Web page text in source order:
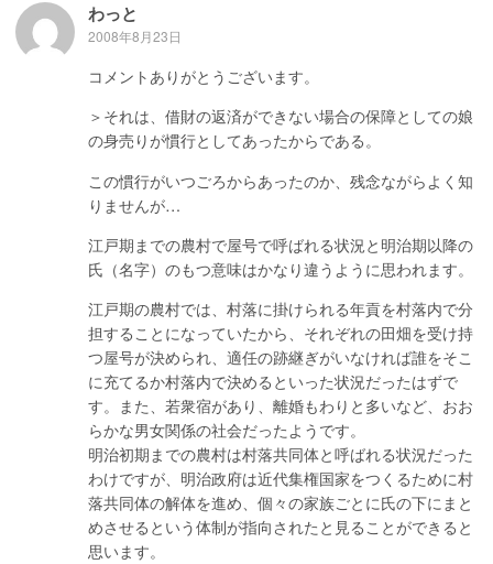
わっと
2008年8月23日
コメントありがとうございます。
＞それは、借財の返済ができない場合の保障としての娘
の身売りが慣行としてあったからである。
この慣行がいつごろからあったのか、残念ながらよく知
りませんが…
江戸期までの農村で屋号で呼ばれる状況と明治期以降の
氏（名字）のもつ意味はかなり違うように思われます。
江戸期の農村では、村落に掛けられる年貢を村落内で分
担することになっていたから、それぞれの田畑を受け持
つ屋号が決められ、適任の跡継ぎがいなければ誰をそこ
に充てるか村落内で決めるといった状況だったはずで
す。また、若衆宿があり、離婚もわりと多いなど、おお
らかな男女関係の社会だったようです。
明治初期までの農村は村落共同体と呼ばれる状況だった
わけですが、明治政府は近代集権国家をつくるために村
落共同体の解体を進め、個々の家族ごとに氏の下にまと
めさせるという体制が指向されたと見ることができると
思います。